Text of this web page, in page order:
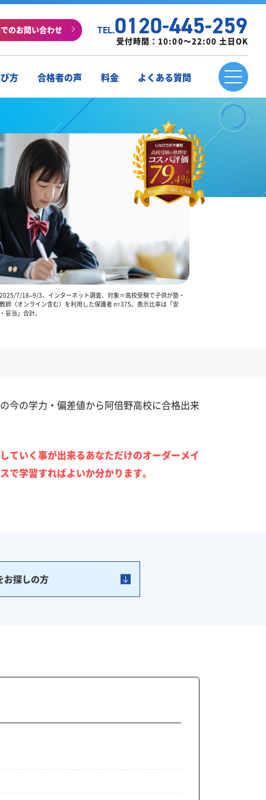
のお問い合わせ TEL.0120-445-259
受付時間：10:00～22:00 土日OK
方 合格者の声 料金 よくある質問
7/18–9/3、インターネット調査、対象＝高校受験で子供が塾・
師（オンライン含む）を利用した保護者 n=375。表示比率は「安
妥当」合計。
今の学力・偏差値から阿倍野高校に合格出来
ていく事が出来るあなただけのオーダーメイ
学習すればよいか分かります。
お探しの方